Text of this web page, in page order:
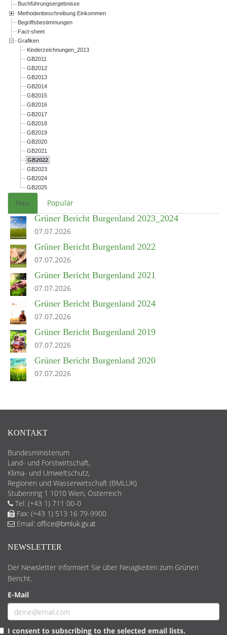
Buchführungsergebnisse
Methodenbeschreibung Einkommen
Begriffsbestimmungen
Fact-sheet
Grafiken
Kinderzeichnungen_2013
GB2011
GB2012
GB2013
GB2014
GB2015
GB2016
GB2017
GB2018
GB2019
GB2020
GB2021
GB2022
GB2023
GB2024
GB2025
Neu Populär
Grüner Bericht Burgenland 2023_2024
07.07.2026
Grüner Bericht Burgenland 2022
07.07.2026
Grüner Bericht Burgenland 2021
07.07.2026
Grüner Bericht Burgenland 2024
07.07.2026
Grüner Bericht Burgenland 2019
07.07.2026
Grüner Bericht Burgenland 2020
07.07.2026
KONTAKT
Bundesministerium
Land- und Forstwirtschaft,
Klima- und Umweltschutz,
Regionen und Wasserwirtschaft (BMLUK)
Stubenring 1 1010 Wien, Österreich
Tel: (+43 1) 711 00-0
Fax: (+43 1) 513 16 79-9900
Email: office@bmluk.gv.at
NEWSLETTER
Der Newsletter informiert Sie über Neuigkeiten zum Grünen
Bericht.
E-Mail
I consent to subscribing to the selected email lists.